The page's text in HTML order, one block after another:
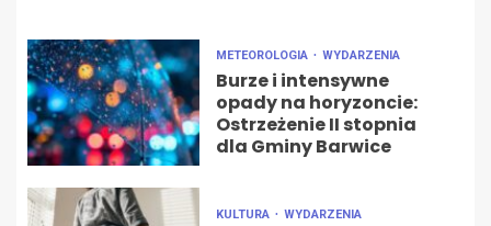
METEOROLOGIA WYDARZENIA
Burze i intensywne
opady na horyzoncie:
Ostrzeżenie II stopnia
dla Gminy Barwice
KULTURA WYDARZENIA